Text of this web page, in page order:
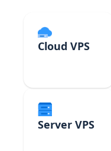
Cloud VPS
Server VPS